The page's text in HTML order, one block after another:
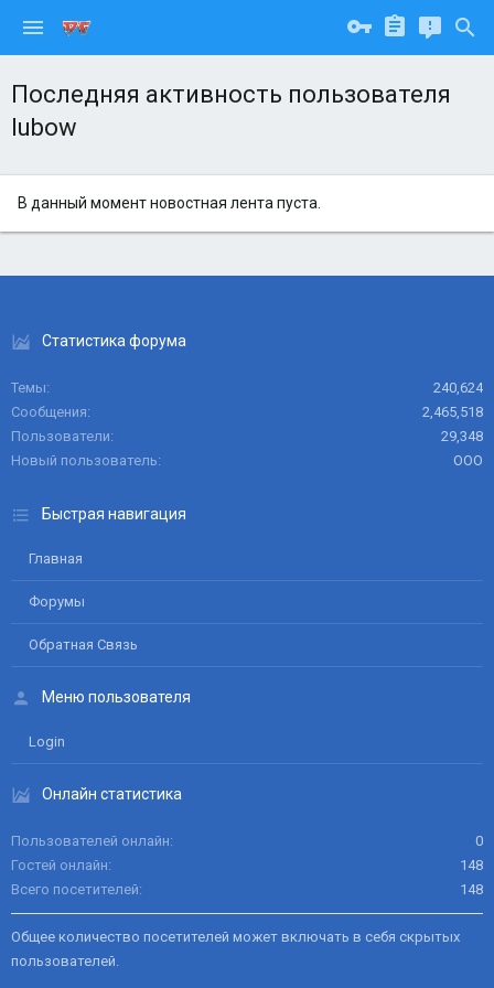
Последняя активность пользователя
lubow
В данный момент новостная лента пуста.
Статистика форума
Темы
240,624
Сообщения
2,465,518
Пользователи
29,348
Новый пользователь
ООО
Быстрая навигация
Главная
Форумы
Обратная Связь
Меню пользователя
Login
Онлайн статистика
Пользователей онлайн
0
Гостей онлайн
148
Всего посетителей
148
Общее количество посетителей может включать в себя скрытых
пользователей.